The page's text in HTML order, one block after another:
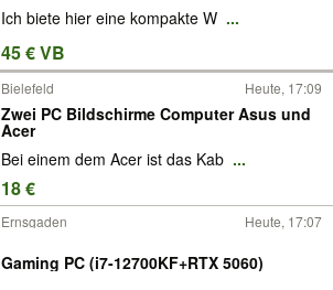
Ich biete hier eine kompakte W ...
45 € VB
Bielefeld Heute, 17:09
Zwei PC Bildschirme Computer Asus und
Acer
Bei einem dem Acer ist das Kab ...
18 €
Ernsgaden Heute, 17:07
Gaming PC (i7-12700KF+RTX 5060)